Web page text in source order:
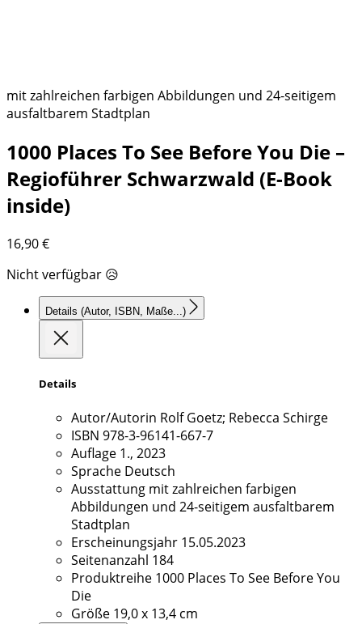
mit zahlreichen farbigen Abbildungen und 24-seitigem
ausfaltbarem Stadtplan
1000 Places To See Before You Die –
Regioführer Schwarzwald (E-Book
inside)
16,90€
Nicht verfügbar 😥
Details (Autor, ISBN, Maße...)
Details
Autor/Autorin Rolf Goetz; Rebecca Schirge
ISBN 978-3-96141-667-7
Auflage 1., 2023
Sprache Deutsch
Ausstattung mit zahlreichen farbigen
Abbildungen und 24-seitigem ausfaltbarem
Stadtplan
Erscheinungsjahr 15.05.2023
Seitenanzahl 184
Produktreihe 1000 Places To See Before You
Die
Größe 19,0 x 13,4 cm